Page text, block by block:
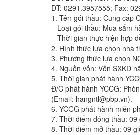
ĐT: 0291.3957555; Fax:
1. Tên gói thầu: Cung cấp
– Loại gói thầu: Mua sắm
– Thời gian thực hiện hợp
2. Hình thức lựa chọn nhà
3. Phương thức lựa chọn
4. Nguồn vốn: Vốn SXKD
5. Thời gian phát hành
Đ/C phát hành YCCG:
(Email: hangntl@pbp.vn).
6. YCCG phát hành miễn
7. Thời điểm đóng thầu:
8. Thời điểm mở thầu: 09